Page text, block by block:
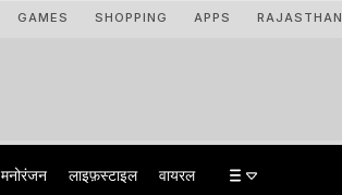
GAMES SHOPPING APPS RAJASTHAN
मनोरंजन लाइफ़स्टाइल वायरल